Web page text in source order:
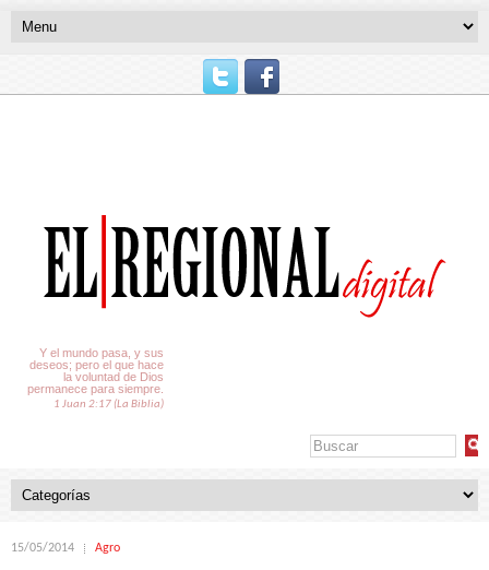
Y el mundo pasa, y sus
deseos; pero el que hace
la voluntad de Dios
permanece para siempre.
1 Juan 2:17 (La Biblia)
15/05/2014 Agro